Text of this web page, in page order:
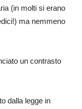
(in molti si erano
ma nemmeno
un contrasto
dalla legge in